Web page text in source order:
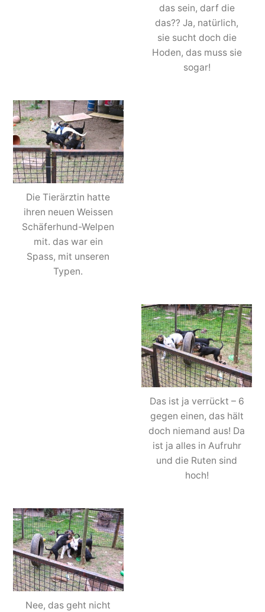
das sein, darf die
das?? Ja, natürlich,
sie sucht doch die
Hoden, das muss sie
sogar!
Die Tierärztin hatte
ihren neuen Weissen
Schäferhund-Welpen
mit. das war ein
Spass, mit unseren
Typen.
Das ist ja verrückt – 6
gegen einen, das hält
doch niemand aus! Da
ist ja alles in Aufruhr
und die Ruten sind
hoch!
Nee, das geht nicht